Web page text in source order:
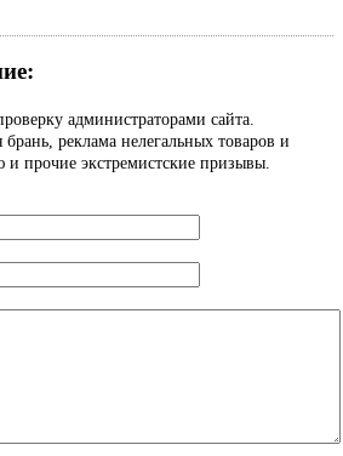
администраторами сайта.
реклама нелегальных товаров и
прочие экстремистские призывы.